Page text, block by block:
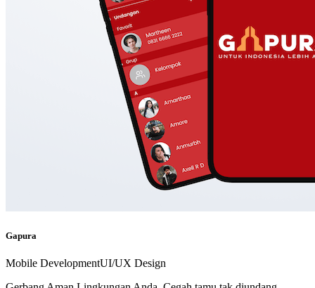
Gapura
Mobile DevelopmentUI/UX Design